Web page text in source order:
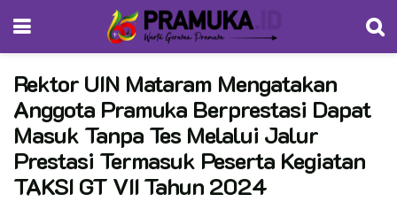
Rektor UIN Mataram Mengatakan
Anggota Pramuka Berprestasi Dapat
Masuk Tanpa Tes Melalui Jalur
Prestasi Termasuk Peserta Kegiatan
TAKSI GT VII Tahun 2024